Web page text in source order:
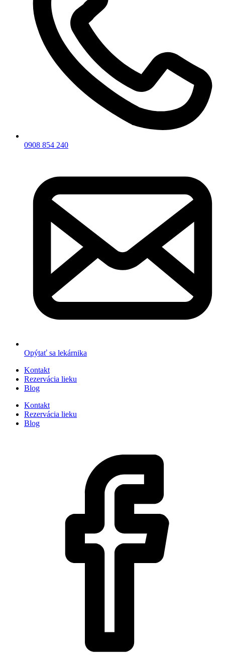
0908 854 240
Opýtať sa lekárnika
Kontakt
Rezervácia lieku
Blog
Kontakt
Rezervácia lieku
Blog